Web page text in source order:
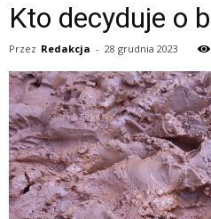
Kto decyduje o
Przez Redakcja - 28 grudnia 2023